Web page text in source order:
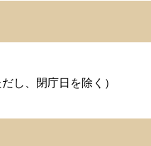
し、閉庁日を除く）